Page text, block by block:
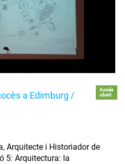
a Edimburg /
Accés
obert
Arquitecte i Historiador de
5: Arquitectura: la